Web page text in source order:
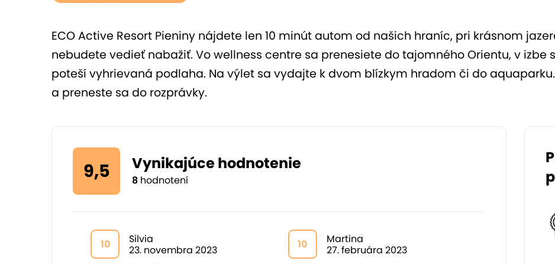
ECO Active Resort Pieniny nájdete len 10 minút autom od našich hraníc, pri krásnom
nebudete vedieť nabažiť. Vo wellness centre sa prenesiete do tajomného Orientu, v izbe
poteší vyhrievaná podlaha. Na výlet sa vydajte k dvom blízkym hradom či do
a preneste sa do rozprávky.
9,5 Vynikajúce hodnotenie
8 hodnotení
10
Silvia
23. novembra 2023
10
Martina
27. februára 2023